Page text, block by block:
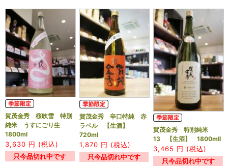
賀茂金秀 桜吹雪 特別
純米 うすにごり生
1800ml
3,630 円 (税込)
只今品切れ中です
賀茂金秀 辛口特純 赤
ラベル 【生酒】
720ml
1,870 円 (税込)
只今品切れ中です
賀茂金秀 特別純米
13 【生酒】 1800mll
3,465 円 (税込)
只今品切れ中です